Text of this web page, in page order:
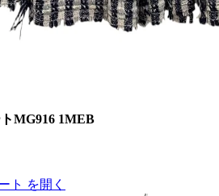
MG916 1MEB
ト を開く